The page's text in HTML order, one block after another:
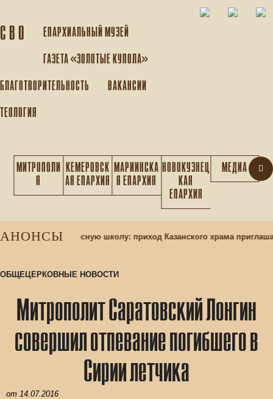
С В О
ЕПАРХИАЛЬНЫЙ МУЗEЙ
ГАЗЕТА «ЗОЛОТЫЕ КУПОЛА»
БЛАГОТВОРИТЕЛЬНОСТЬ
ВАКАНСИИ
ТЕОЛОГИЯ
МИТРОПОЛИ
Я
КЕМЕРОВСК
АЯ ЕПАРХИЯ
МАРИИНСКА
Я ЕПАРХИЯ
НОВОКУЗНЕЦ
КАЯ
ЕПАРХИЯ
МЕДИА
АНОНСЫв воскресную школу: приход Казанского храма
ОБЩЕЦЕРКОВНЫЕ НОВОСТИ
Митрополит Саратовский Лонгин
совершил отпевание погибшего в
Сирии летчика
от 14.07.2016